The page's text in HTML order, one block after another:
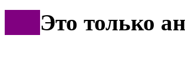
Это только